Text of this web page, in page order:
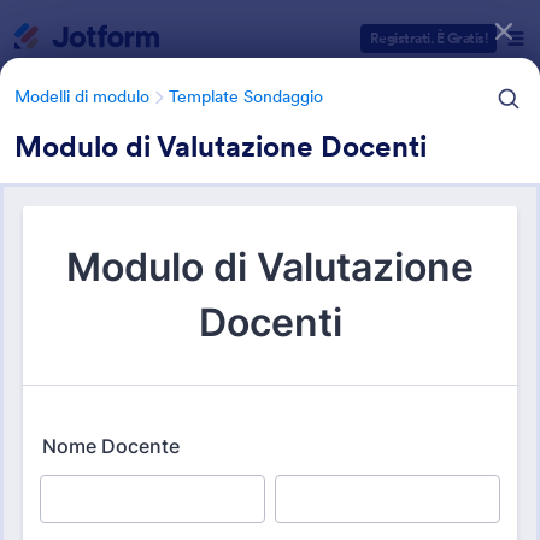
Registrati. È Gratis!
Modelli di modulo Template Sondaggio
Modulo di Valutazione Docenti
Modelli di modulo Template Sondaggio
Sondaggi per la Scuola, la
Formazione e la Didattica
17 Template
Categorie Template Moduli